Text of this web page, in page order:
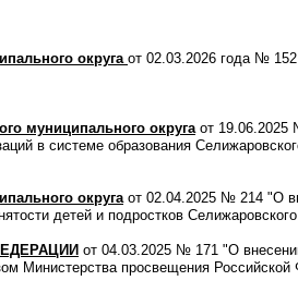
округа от 02.03.2026 года №
муниципального округаот 19.06.2025
в системе образования
округаот 02.04.2025 № 214 "О
детей и подростков
от 04.03.2025 № 171 "О
Министерства просвещения